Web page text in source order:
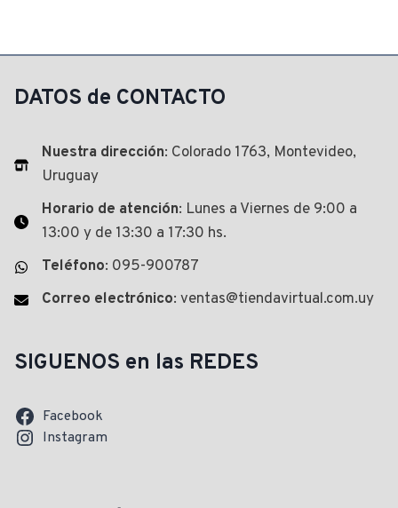
DATOS de CONTACTO
Nuestra dirección: Colorado 1763, Montevideo,
Uruguay
Horario de atención: Lunes a Viernes de 9:00 a
13:00 y de 13:30 a 17:30 hs.
Teléfono: 095-900787
Correo electrónico: ventas@tiendavirtual.com.uy
SIGUENOS en las REDES
Facebook
Instagram